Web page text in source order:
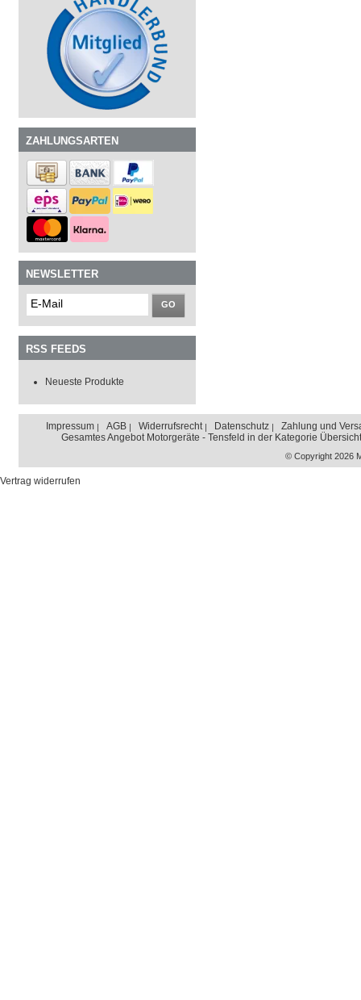
ZAHLUNGSARTEN
NEWSLETTER
GO
RSS FEEDS
Neueste Produkte
Impressum AGB Widerrufsrecht Datenschutz
Zahlung und
Gesamtes Angebot Motorgeräte - Tensfeld in der Kategorie Übersicht
© Copyright 2026
Vertrag widerrufen